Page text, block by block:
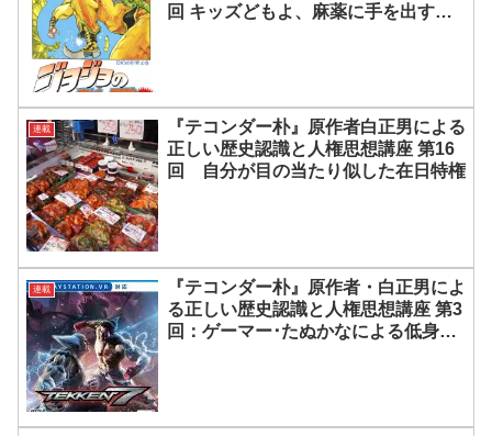
回 キッズどもよ、麻薬に手を出す
連載
『テコンダー朴』原作者白正男による
正しい歴史認識と人権思想講座 第16
回 自分が目の当たり似した在日特権
連載
『テコンダー朴』原作者・白正男によ
る正しい歴史認識と人権思想講座 第3
回：ゲーマー･たぬかなによる低身長